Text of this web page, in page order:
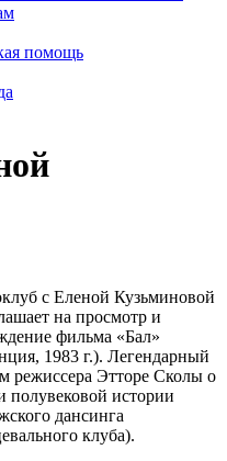
помощь
с Еленой Кузьминовой
на просмотр и
фильма «Бал»
1983 г.). Легендарный
режиссера Этторе Сколы о
полувековой истории
дансинга
клуба).